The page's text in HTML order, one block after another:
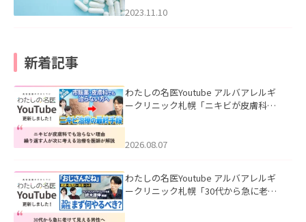
2023.11.10
新着記事
わたしの名医Youtube アルバアレルギ
ークリニック札幌「ニキビが皮膚科で
ました。
2026.08.07
わたしの名医Youtube アルバアレルギ
ークリニック札幌「30代から急に老け